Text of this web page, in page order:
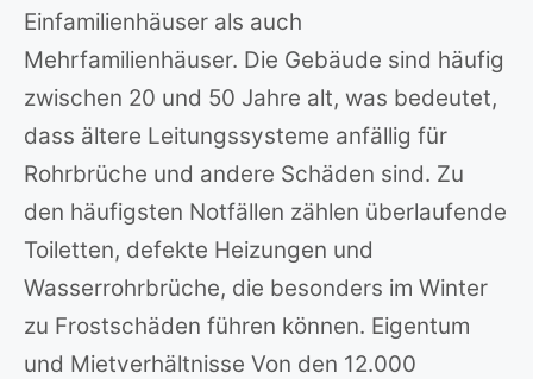
Einfamilienhäuser als auch
Mehrfamilienhäuser. Die Gebäude sind häufig
zwischen 20 und 50 Jahre alt, was bedeutet,
dass ältere Leitungssysteme anfällig für
Rohrbrüche und andere Schäden sind. Zu
den häufigsten Notfällen zählen überlaufende
Toiletten, defekte Heizungen und
Wasserrohrbrüche, die besonders im Winter
zu Frostschäden führen können. Eigentum
und Mietverhältnisse Von den 12.000